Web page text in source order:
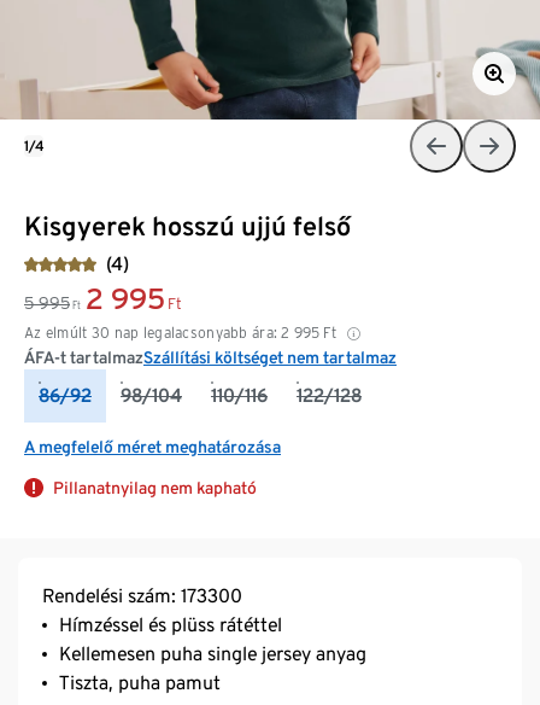
Kisgyerek hosszú ujjú felső
(4)
5 995 Ft 2 995 Ft
Az elmúlt 30 nap legalacsonyabb ára: 2 995 Ft
ÁFA-t tartalmazSzállítási költséget nem tartalmaz
86/92 98/104 110/116 122/128
A megfelelő méret meghatározása
Pillanatnyilag nem kapható
1/4
Rendelési szám: 173300
Hímzéssel és plüss rátéttel
Kellemesen puha single jersey anyag
Tiszta, puha pamut